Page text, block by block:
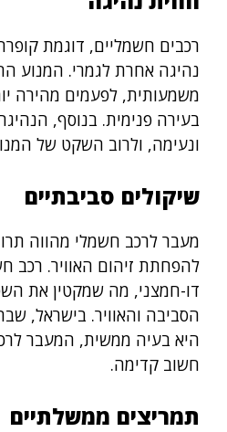
רכבים חשמליים, דוגמת
נהיגה אחרת לגמרי. המנוע
משמעותית, לפעמים מהירה
בעירה פנימית. בנוסף,
ונעימה, ולרוב השקט של
שיקולים סביבתיים
מעבר לרכב חשמלי מהווה
להפחתת זיהום האוויר. רכב
דו-חמצני, מה שמקטין את
הסביבה והאוויר. בישראל,
היא בעיה ממשית, המעבר
חשוב קדימה.
תמריצים ממשלתיים